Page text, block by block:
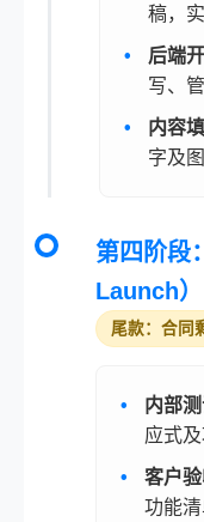
稿，
后端开
写、
内容填
字及
第四阶段
Launch）
尾款：合同
内部测
应式及
客户验
功能清